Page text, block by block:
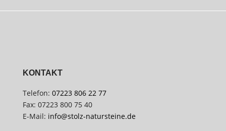
KONTAKT
Telefon: 07223 806 22 77
Fax: 07223 800 75 40
E-Mail: info@stolz-natursteine.de